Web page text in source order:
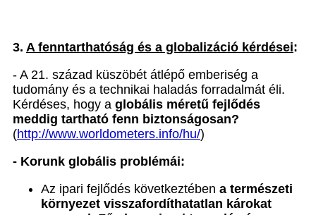
3. A fenntarthatóság és a globalizáció kérdései:
- A 21. század küszöbét átlépő emberiség a
tudomány és a technikai haladás forradalmát éli.
Kérdéses, hogy a globális méretű fejlődés
meddig tartható fenn biztonságosan?
(http://www.worldometers.info/hu/)
- Korunk globális problémái:
Az ipari fejlődés következtében a természeti
környezet visszafordíthatatlan károkat